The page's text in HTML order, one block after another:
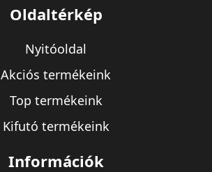
Oldaltérkép
Nyitóoldal
Akciós termékeink
Top termékeink
Kifutó termékeink
Információk